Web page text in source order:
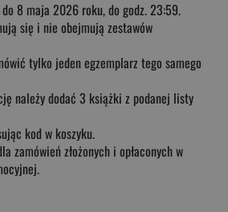
8 maja 2026 roku, do godz. 23:59.
się i nie obejmują zestawów
tylko jeden egzemplarz tego samego
należy dodać 3 książki z podanej listy
kod w koszyku.
zamówień złożonych i opłaconych w